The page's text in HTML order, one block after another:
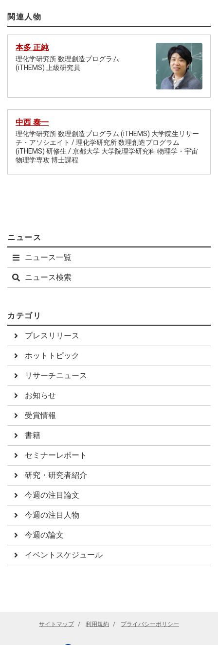
関連人物
本多 正純
理化学研究所 数理創造プログラム
(iTHEMS) 上級研究員
中西 泰一
理化学研究所 数理創造プログラム (iTHEMS) 大学院生リサー
チ・アソシエイト / 理化学研究所 数理創造プログラム
(iTHEMS) 研修生 / 京都大学 大学院理学研究科 物理学・宇宙
物理学専攻 博士課程
ニュース
ニュース一覧
ニュース検索
カテゴリ
プレスリリース
ホットトピック
リサーチニュース
お知らせ
受賞情報
書籍
セミナーレポート
研究・研究者紹介
今週の注目論文
今週の注目人物
今週の論文
イベントスケジュール
サイトマップ 利用規約 プライバシーポリシー